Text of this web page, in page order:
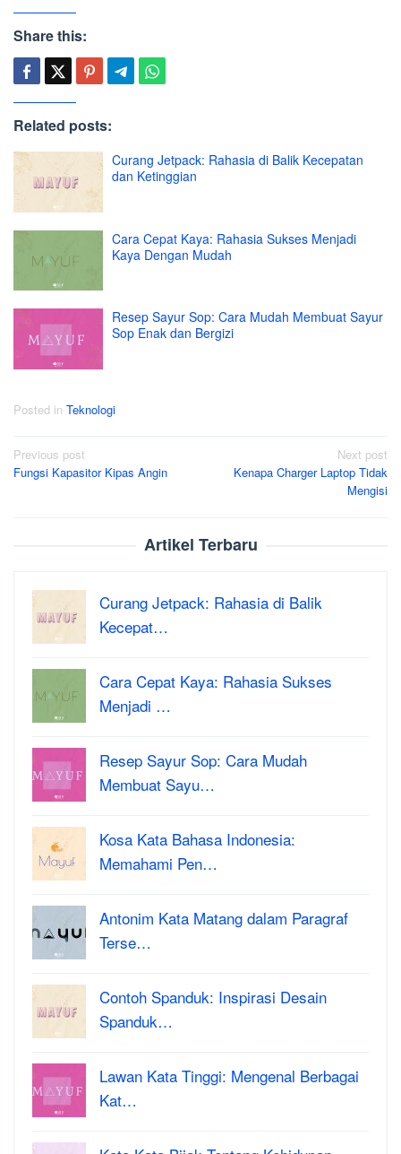
Share this:
Related posts:
Curang Jetpack: Rahasia di Balik Kecepatan
dan Ketinggian
Cara Cepat Kaya: Rahasia Sukses Menjadi
Kaya Dengan Mudah
Resep Sayur Sop: Cara Mudah Membuat Sayur
Sop Enak dan Bergizi
Posted in Teknologi
Post
navigation
Previous post
Fungsi Kapasitor Kipas Angin
Next post
Kenapa Charger Laptop Tidak
Mengisi
Artikel Terbaru
Curang Jetpack: Rahasia di Balik
Kecepat…
Cara Cepat Kaya: Rahasia Sukses
Menjadi …
Resep Sayur Sop: Cara Mudah
Membuat Sayu…
Kosa Kata Bahasa Indonesia:
Memahami Pen…
Antonim Kata Matang dalam Paragraf
Terse…
Contoh Spanduk: Inspirasi Desain
Spanduk…
Lawan Kata Tinggi: Mengenal Berbagai
Kat…